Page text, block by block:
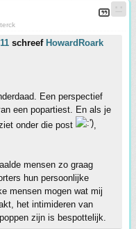
schreef HowardRoark
Een perspectief
een popartiest. En als je
onder die post
mensen zo graag
hun persoonlijke
mensen mogen wat mij
het intimideren van
zijn is bespottelijk.